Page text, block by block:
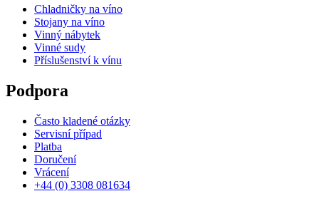
Chladničky na víno
Stojany na víno
Vinný nábytek
Vinné sudy
Příslušenství k vínu
Podpora
Často kladené otázky
Servisní případ
Platba
Doručení
Vrácení
+44 (0) 3308 081634